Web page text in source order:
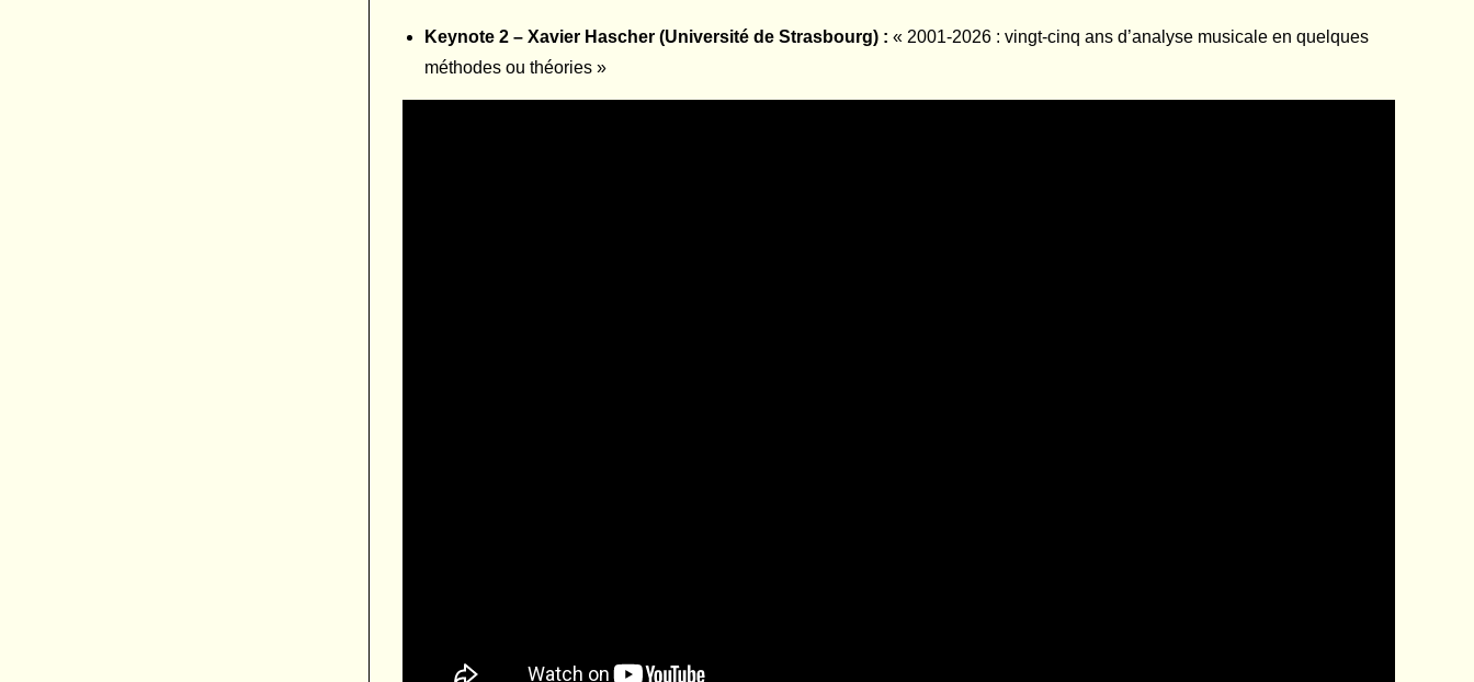
Keynote 2 – Xavier Hascher (Université de Strasbourg) : « 2001-2026 : vingt-cinq ans d’analyse musicale en quelques
méthodes ou théories »